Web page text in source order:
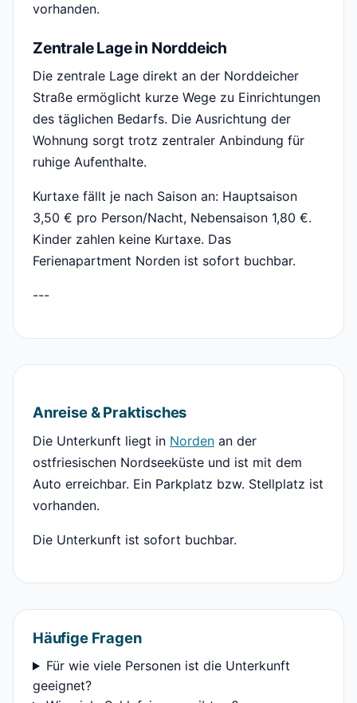
vorhanden.
Zentrale Lage in Norddeich
Die zentrale Lage direkt an der Norddeicher
Straße ermöglicht kurze Wege zu Einrichtungen
des täglichen Bedarfs. Die Ausrichtung der
Wohnung sorgt trotz zentraler Anbindung für
ruhige Aufenthalte.
Kurtaxe fällt je nach Saison an: Hauptsaison
3,50 € pro Person/Nacht, Nebensaison 1,80 €.
Kinder zahlen keine Kurtaxe. Das
Ferienapartment Norden ist sofort buchbar.
---
Anreise & Praktisches
Die Unterkunft liegt in Norden an der
ostfriesischen Nordseeküste und ist mit dem
Auto erreichbar. Ein Parkplatz bzw. Stellplatz ist
vorhanden.
Die Unterkunft ist sofort buchbar.
Häufige Fragen
Für wie viele Personen ist die Unterkunft
geeignet?